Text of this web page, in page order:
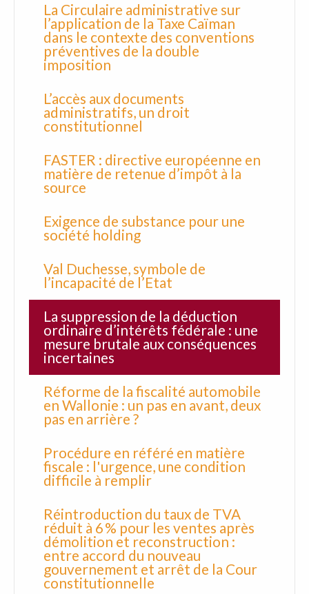
La Circulaire administrative sur
l’application de la Taxe Caïman
dans le contexte des conventions
préventives de la double
imposition
L’accès aux documents
administratifs, un droit
constitutionnel
FASTER : directive européenne en
matière de retenue d’impôt à la
source
Exigence de substance pour une
société holding
Val Duchesse, symbole de
l’incapacité de l’Etat
La suppression de la déduction
ordinaire d’intérêts fédérale : une
mesure brutale aux conséquences
incertaines
Réforme de la fiscalité automobile
en Wallonie : un pas en avant, deux
pas en arrière ?
Procédure en référé en matière
fiscale : l'urgence, une condition
difficile à remplir
Réintroduction du taux de TVA
réduit à 6 % pour les ventes après
démolition et reconstruction :
entre accord du nouveau
gouvernement et arrêt de la Cour
constitutionnelle